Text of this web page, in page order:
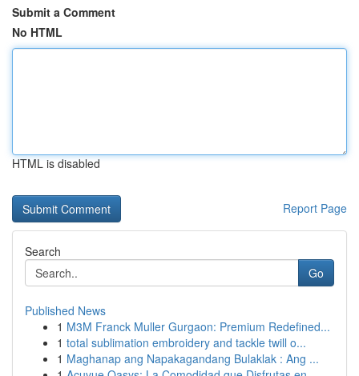
Submit a Comment
No HTML
HTML is disabled
Report Page
Search
Go
Published News
1 M3M Franck Muller Gurgaon: Premium Redefined...
1 total sublimation embroidery and tackle twill o...
1 Maghanap ang Napakagandang Bulaklak : Ang ...